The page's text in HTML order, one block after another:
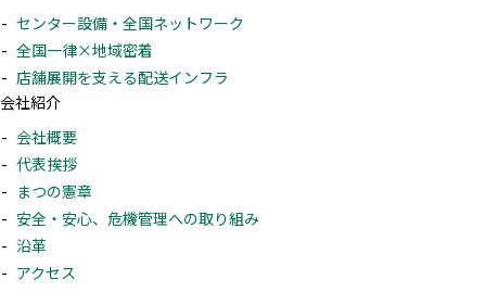
センター設備・全国ネットワーク
全国一律×地域密着
店舗展開を支える配送インフラ
会社紹介
会社概要
代表挨拶
まつの憲章
安全・安心、危機管理への取り組み
沿革
アクセス